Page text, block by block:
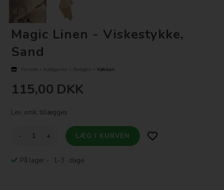
Magic Linen - Viskestykke,
Sand
Forside » Kategorier » Boligen » Køkken
115,00 DKK
Lev. omk. tillægges
- +
På lager - 1-3 dage